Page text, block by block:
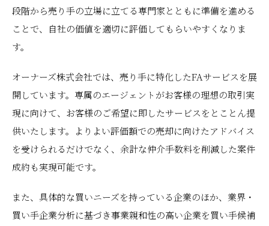
段階から売り手の立場に立てる専門家とともに準備を進める
ことで、自社の価値を適切に評価してもらいやすくなりま
す。
オーナーズ株式会社では、売り手に特化したFAサービスを展
開しています。専属のエージェントがお客様の理想の取引実
現に向けて、お客様のご希望に即したサービスをとことん提
供いたします。よりよい評価額での売却に向けたアドバイス
を受けられるだけでなく、余計な仲介手数料を削減した案件
成約も実現可能です。
また、具体的な買いニーズを持っている企業のほか、業界・
買い手企業分析に基づき事業親和性の高い企業を買い手候補